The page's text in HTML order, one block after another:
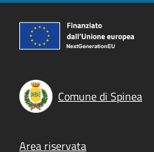
Comune di Spinea
Area riservata